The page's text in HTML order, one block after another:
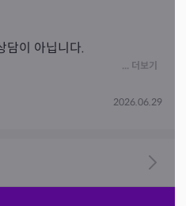
담이 아닙니다.
승화시켰습니다.
돌며 기도하고 있습니다. 댓
... 더보기
2026.06.29